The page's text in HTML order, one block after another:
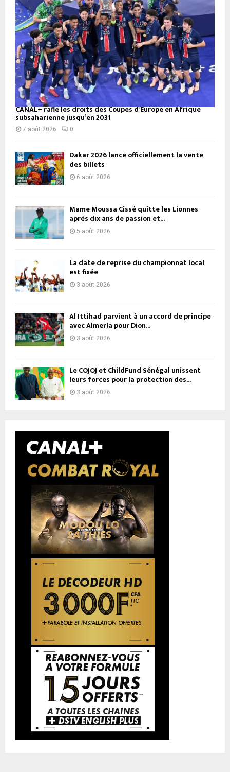
CANAL+ rafle les droits des Coupes d’Europe en Afrique
subsaharienne jusqu’en 2031
7 août 2026 0
Dakar 2026 lance officiellement la vente
des billets
6 août 2026
Mame Moussa Cissé quitte les Lionnes
après dix ans de passion et...
5 août 2026
La date de reprise du championnat local
est fixée
3 août 2026
Al Ittihad parvient à un accord de principe
avec Almería pour Dion...
3 août 2026
Le COJOJ et ChildFund Sénégal unissent
leurs forces pour la protection des...
3 août 2026